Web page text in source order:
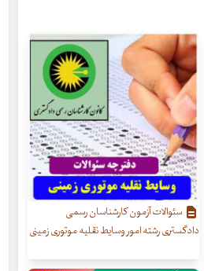
سئوالات آزمون کارشناسان رسمی
دادگستری رشته امور وسایط نقلیه موتوری زمینی